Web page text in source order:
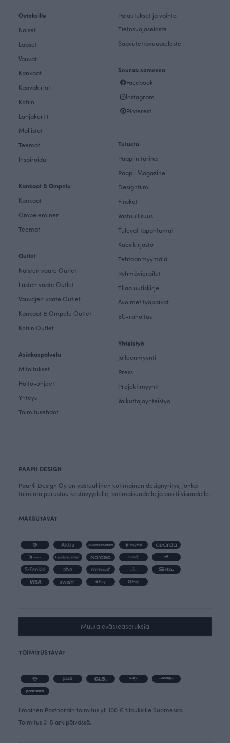
Ostoksille
Naiset
Lapset
Vauvat
Kankaat
Kaavakirjat
Kotiin
Lahjakortit
Mallistot
Teemat
Inspiroidu
Kankaat & Ompelu
Kankaat
Ompeleminen
Teemat
Outlet
Naisten vaate Outlet
Lasten vaate Outlet
Vauvojen vaate Outlet
Kankaat & Ompelu Outlet
Kotiin Outlet
Asiakaspalvelu
Mitoitukset
Hoito-ohjeet
Yhteys
Toimitusehdot
Palautukset ja vaihto
Tietosuojaseloste
Saavutettavuusseloste
Seuraa somessa
Facebook
Instagram
Pinterest
Tutustu
Paapiin tarina
Paapii Magazine
Designtiimi
Finsket
Vastuullisuus
Tulevat tapahtumat
Kuosikirjasto
Tehtaanmyymälä
Ryhmävierailut
Tilaa uutiskirje
Avoimet työpaikat
EU-rahoitus
Yhteistyö
Jälleenmyynti
Press
Projektimyynti
Vaikuttajayhteistyö
PAAPII DESIGN
PaaPii Design Oy on vastuullinen kotimainen designyritys, jonka
toiminta perustuu kestävyydelle, kotimaisuudelle ja positiivisuudelle.
MAKSUTAVAT
Muuta evästeasetuksia
TOIMITUSTAVAT
Ilmainen Postnordin toimitus yli 100 € tilauksille Suomessa.
Toimitus 3-5 arkipäivässä.